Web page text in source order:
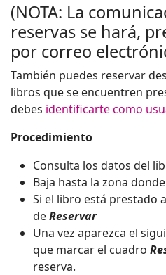
(NOTA: La
reservas se hará,
por correo
También puedes reservar
libros que se encuentren
debes identificarte como
Procedimiento
Consulta los datos del
Baja hasta la zona
Si el libro está prestado
deReservar
Una vez aparezca el
que marcar el cuadro
reserva.